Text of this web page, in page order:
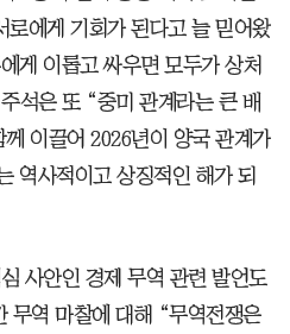
에게 기회가 된다고 늘 믿어왔
게 이롭고 싸우면 모두가 상처
석은 또 “중미 관계라는 큰 배
이끌어 2026년이 양국 관계가
역사적이고 상징적인 해가 되
사안인 경제 무역 관련 발언도
무역 마찰에 대해 “무역전쟁은